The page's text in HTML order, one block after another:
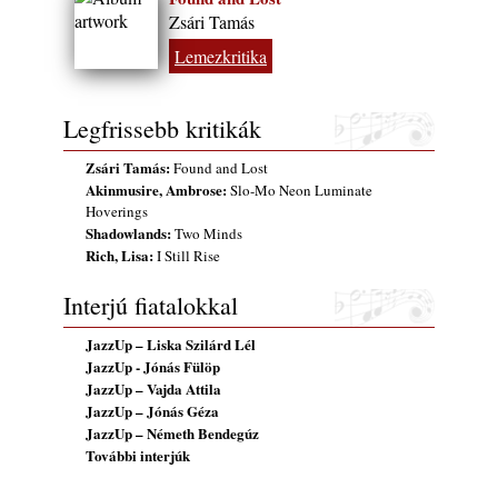
„Still Warm”
2026. augusztus 01.
Ma 40 éves Gyarmati Gábor és 54 éves
2026. augusztus 01.
Vér, tornádó és jazz – megjelent a Daveform
Quintet és Kurt Rosenwinkel közös
lemezének új előfutára, a Sharknado
2026. július 31.
A Grencsoport Lewis Jordan-nel a
2026. július 31.
A JÜ a Meseházban
2026. július 30.
Magyar jazzmuzsikus szülők és zenész
gyermekeik – 42. rész: Vörös László +
Vörösné Strausz Eszter + Vörös Bence
2026. július 30.
Zsári Tamás
Lemezkritika
Legfrissebb kritikák
Zsári Tamás:Found and Lost
Akinmusire, Ambrose:Slo-Mo Neon Luminate
Hoverings
Shadowlands:Two Minds
Rich, Lisa:I Still Rise
Interjú fiatalokkal
JazzUp – Liska Szilárd Lél
JazzUp - Jónás Fülöp
JazzUp – Vajda Attila
JazzUp – Jónás Géza
JazzUp – Németh Bendegúz
További interjúk